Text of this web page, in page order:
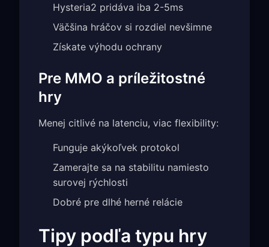
Hysteria2 pridáva iba 2-5ms
Väčšina hráčov si rozdiel nevšimne
Získate výhodu ochrany
Pre MMO a príležitostné
hry
Menej citlivé na latenciu, viac flexibility:
Funguje akýkoľvek protokol
Zamerajte sa na stabilitu namiesto
surovej rýchlosti
Dobré pre dlhé herné relácie
Tipy podľa typu hry